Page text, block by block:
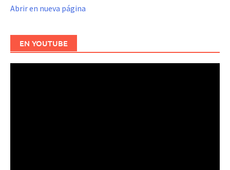
Abrir en nueva página
EN YOUTUBE